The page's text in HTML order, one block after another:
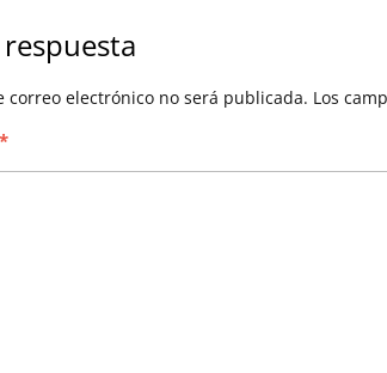
correo electrónico no será publicada. Los
*